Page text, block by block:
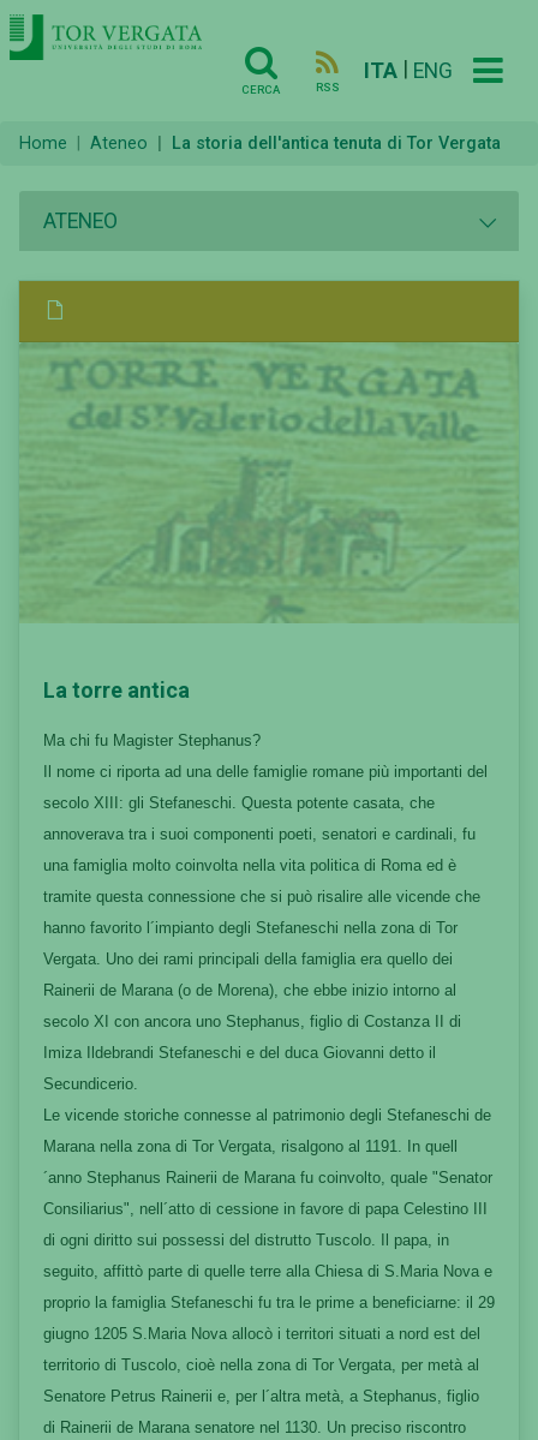
CERCA RSS
ITA ENG
Home Ateneo La storia dell'antica tenuta di Tor Vergata
ATENEO
La torre antica
Ma chi fu Magister Stephanus?
Il nome ci riporta ad una delle famiglie romane più importanti del
secolo XIII: gli Stefaneschi. Questa potente casata, che
annoverava tra i suoi componenti poeti, senatori e cardinali, fu
una famiglia molto coinvolta nella vita politica di Roma ed è
tramite questa connessione che si può risalire alle vicende che
hanno favorito l´impianto degli Stefaneschi nella zona di Tor
Vergata. Uno dei rami principali della famiglia era quello dei
Rainerii de Marana (o de Morena), che ebbe inizio intorno al
secolo XI con ancora uno Stephanus, figlio di Costanza II di
Imiza Ildebrandi Stefaneschi e del duca Giovanni detto il
Secundicerio.
Le vicende storiche connesse al patrimonio degli Stefaneschi de
Marana nella zona di Tor Vergata, risalgono al 1191. In quell
´anno Stephanus Rainerii de Marana fu coinvolto, quale "Senator
Consiliarius", nell´atto di cessione in favore di papa Celestino III
di ogni diritto sui possessi del distrutto Tuscolo. Il papa, in
seguito, affittò parte di quelle terre alla Chiesa di S.Maria Nova e
proprio la famiglia Stefaneschi fu tra le prime a beneficiarne: il 29
giugno 1205 S.Maria Nova allocò i territori situati a nord est del
territorio di Tuscolo, cioè nella zona di Tor Vergata, per metà al
Senatore Petrus Rainerii e, per l´altra metà, a Stephanus, figlio
di Rainerii de Marana senatore nel 1130. Un preciso riscontro